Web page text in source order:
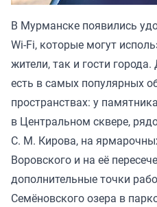
В Мурманске появились
Wi-Fi, которые могут
жители, так и гости города.
есть в самых популярных
пространствах: у
в Центральном сквере,
С. М. Кирова, на
Воровского и на её
дополнительные точки
Семёновского озера в